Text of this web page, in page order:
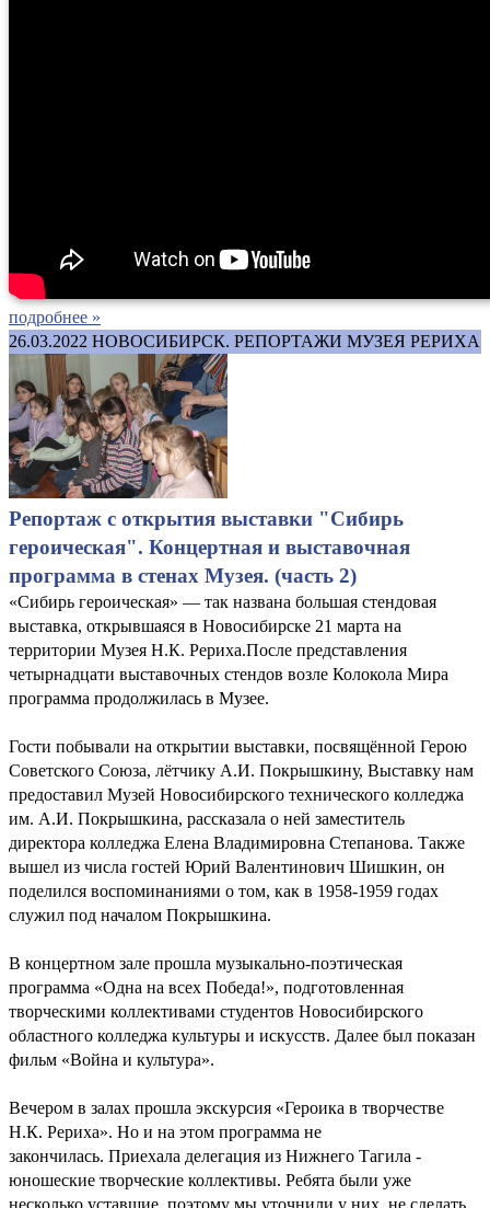
подробнее »
26.03.2022 НОВОСИБИРСК. РЕПОРТАЖИ МУЗЕЯ РЕРИХА
Репортаж с открытия выставки "Сибирь
героическая". Концертная и выставочная
программа в стенах Музея. (часть 2)
«Сибирь героическая» — так названа большая стендовая
выставка, открывшаяся в Новосибирске 21 марта на
территории Музея Н.К. Рериха.После представления
четырнадцати выставочных стендов возле Колокола Мира
программа продолжилась в Музее.
Гости побывали на открытии выставки, посвящённой Герою
Советского Союза, лётчику А.И. Покрышкину, Выставку нам
предоставил Музей Новосибирского технического колледжа
им. А.И. Покрышкина, рассказала о ней заместитель
директора колледжа Елена Владимировна Степанова. Также
вышел из числа гостей Юрий Валентинович Шишкин, он
поделился воспоминаниями о том, как в 1958-1959 годах
служил под началом Покрышкина.
В концертном зале прошла музыкально-поэтическая
программа «Одна на всех Победа!», подготовленная
творческими коллективами студентов Новосибирского
областного колледжа культуры и искусств. Далее был показан
фильм «Война и культура».
Вечером в залах прошла экскурсия «Героика в творчестве
Н.К. Рериха». Но и на этом программа не
закончилась. Приехала делегация из Нижнего Тагила -
юношеские творческие коллективы. Ребята были уже
несколько уставшие, поэтому мы уточнили у них, не сделать